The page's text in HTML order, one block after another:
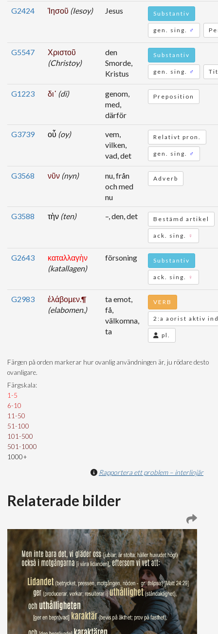
G2424 Ἰησοῦ (Iesoy) Jesus Substantiv
gen. sing. ♂
G5547
Χριστοῦ
(Christoy)
den
Smorde,
Kristus
Substantiv
gen. sing. ♂
G1223 δι᾽ (di)
genom,
med,
därför
Preposition
G3739 οὗ (oy)
vem,
vilken,
vad, det
Relativt pron.
gen. sing. ♂
G3568 νῦν (nyn)
nu, från
och med
nu
Adverb
G3588 τὴν (ten) –, den, det Bestämd artikel
ack. sing. ♀
G2643
καταλλαγὴν
(katallagen)
försoning Substantiv
ack. sing. ♀
G2983
ἐλάβομεν.¶
(elabomen.)
ta emot,
få,
välkomna,
ta
VERB
2:a aorist aktiv
pl.
Färgen på orden markerar hur ovanlig användningen är, ju rödare desto
ovanligare.
Färgskala:
1-5
6-10
11-50
51-100
101-500
501-1000
1000+
Rapportera ett problem – interlinjär
Relaterade bilder